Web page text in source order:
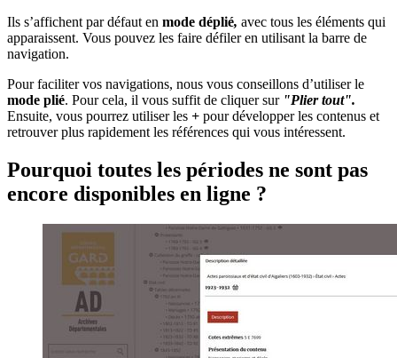
Ils s’affichent par défaut en mode déplié, avec tous les éléments qui
apparaissent. Vous pouvez les faire défiler en utilisant la barre de
navigation.
Pour faciliter vos navigations, nous vous conseillons d’utiliser le
mode plié. Pour cela, il vous suffit de cliquer sur "Plier tout".
Ensuite, vous pourrez utiliser les + pour développer les contenus et
retrouver plus rapidement les références qui vous intéressent.
Pourquoi toutes les périodes ne sont pas
encore disponibles en ligne ?